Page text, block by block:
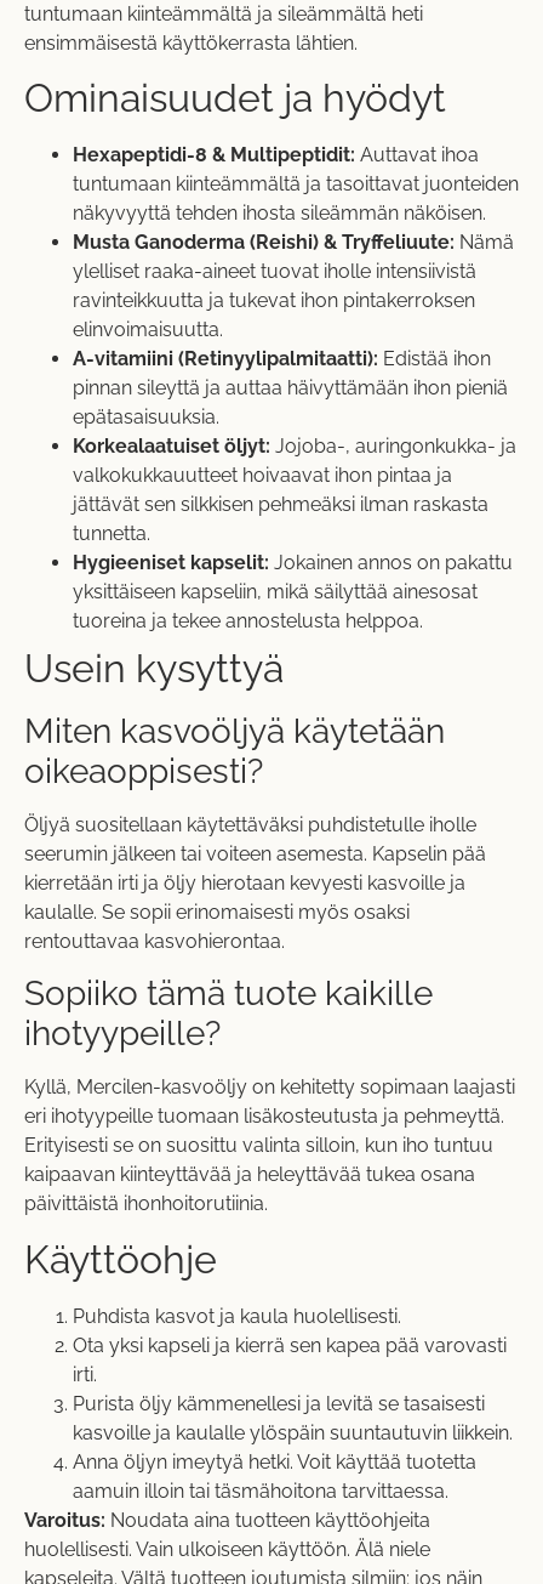
tuntumaan kiinteämmältä ja sileämmältä heti
ensimmäisestä käyttökerrasta lähtien.
Ominaisuudet ja hyödyt
Hexapeptidi-8 & Multipeptidit: Auttavat ihoa
tuntumaan kiinteämmältä ja tasoittavat juonteiden
näkyvyyttä tehden ihosta sileämmän näköisen.
Musta Ganoderma (Reishi) & Tryffeliuute: Nämä
ylelliset raaka-aineet tuovat iholle intensiivistä
ravinteikkuutta ja tukevat ihon pintakerroksen
elinvoimaisuutta.
A-vitamiini (Retinyylipalmitaatti): Edistää ihon
pinnan sileyttä ja auttaa häivyttämään ihon pieniä
epätasaisuuksia.
Korkealaatuiset öljyt: Jojoba-, auringonkukka- ja
valkokukkauutteet hoivaavat ihon pintaa ja
jättävät sen silkkisen pehmeäksi ilman raskasta
tunnetta.
Hygieeniset kapselit: Jokainen annos on pakattu
yksittäiseen kapseliin, mikä säilyttää ainesosat
tuoreina ja tekee annostelusta helppoa.
Usein kysyttyä
Miten kasvoöljyä käytetään
oikeaoppisesti?
Öljyä suositellaan käytettäväksi puhdistetulle iholle
seerumin jälkeen tai voiteen asemesta. Kapselin pää
kierretään irti ja öljy hierotaan kevyesti kasvoille ja
kaulalle. Se sopii erinomaisesti myös osaksi
rentouttavaa kasvohierontaa.
Sopiiko tämä tuote kaikille
ihotyypeille?
Kyllä, Mercilen-kasvoöljy on kehitetty sopimaan laajasti
eri ihotyypeille tuomaan lisäkosteutusta ja pehmeyttä.
Erityisesti se on suosittu valinta silloin, kun iho tuntuu
kaipaavan kiinteyttävää ja heleyttävää tukea osana
päivittäistä ihonhoitorutiinia.
Käyttöohje
Puhdista kasvot ja kaula huolellisesti.
Ota yksi kapseli ja kierrä sen kapea pää varovasti
irti.
Purista öljy kämmenellesi ja levitä se tasaisesti
kasvoille ja kaulalle ylöspäin suuntautuvin liikkein.
Anna öljyn imeytyä hetki. Voit käyttää tuotetta
aamuin illoin tai täsmähoitona tarvittaessa.
Varoitus: Noudata aina tuotteen käyttöohjeita
huolellisesti. Vain ulkoiseen käyttöön. Älä niele
kapseleita. Vältä tuotteen joutumista silmiin; jos näin